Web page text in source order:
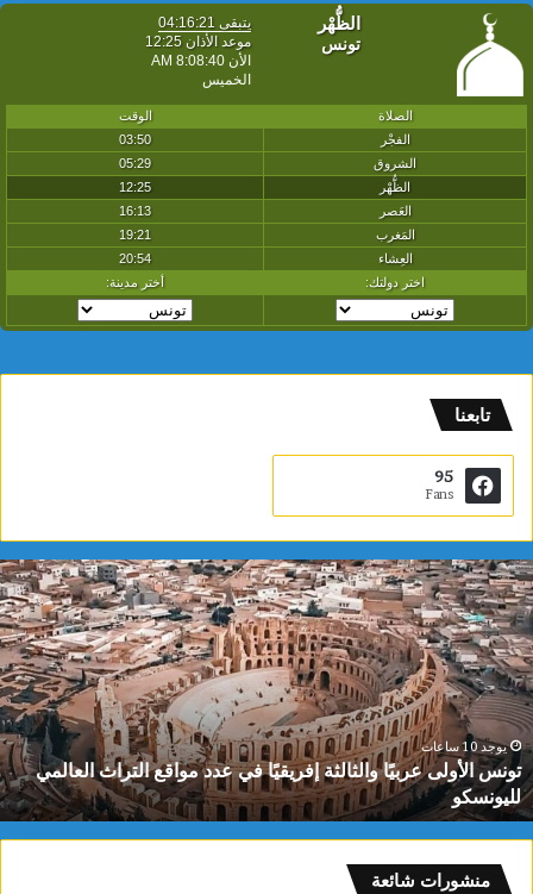
تابعنا
95
Fans
أ
م
ط
ا
ر
غ
ز
ي
ر
ة
و
ر
يوجد 10 ساعات
أمطار غزيرة ورياح قوية تصل سرعتها إلى 90 كلم/س بداية من
ظهر اليوم
منشورات شائعة